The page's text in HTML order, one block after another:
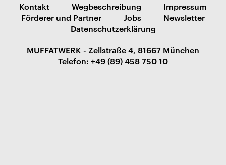
Kontakt
Wegbeschreibung
Impressum
Förderer und Partner
Jobs
Newsletter
Datenschutzerklärung
MUFFATWERK - Zellstraße 4, 81667 München
Telefon: +49 (89) 458 750 10